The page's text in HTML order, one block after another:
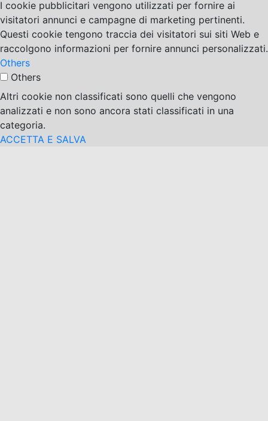
I cookie pubblicitari vengono utilizzati per fornire ai
visitatori annunci e campagne di marketing pertinenti.
Questi cookie tengono traccia dei visitatori sui siti Web e
raccolgono informazioni per fornire annunci personalizzati.
Others
Others
Altri cookie non classificati sono quelli che vengono
analizzati e non sono ancora stati classificati in una
categoria.
ACCETTA E SALVA